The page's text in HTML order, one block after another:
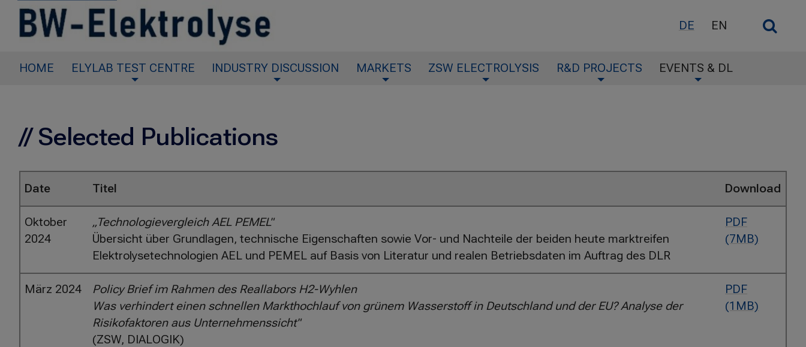
DE EN
e
S
e
h
r
HOME ELYLAB TEST CENTRE INDUSTRY DISCUSSION MARKETS ZSW ELECTROLYSIS R&D PROJECTS EVENTS & DL
// Selected Publications
Date Titel Download
Oktober
2024
„Technologievergleich AEL PEMEL"
Übersicht über Grundlagen, technische Eigenschaften sowie Vor- und Nachteile der beiden heute marktreifen
Elektrolysetechnologien AEL und PEMEL auf Basis von Literatur und realen Betriebsdaten im Auftrag des DLR
PDF
(7MB)
März 2024
Policy Brief im Rahmen des Reallabors H2-Wyhlen
Was verhindert einen schnellen Markthochlauf von grünem Wasserstoff in Deutschland und der EU? Analyse der
Risikofaktoren aus Unternehmenssicht"
(ZSW, DIALOGIK)
PDF
(1MB)